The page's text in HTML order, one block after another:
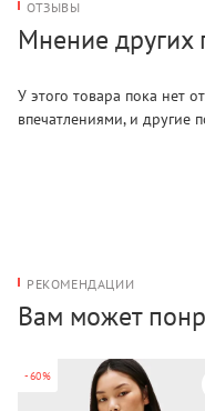
ОТЗЫВЫ
Мнение других
У этого товара пока нет
впечатлениями, и другие
РЕКОМЕНДАЦИИ
Вам может
-60%